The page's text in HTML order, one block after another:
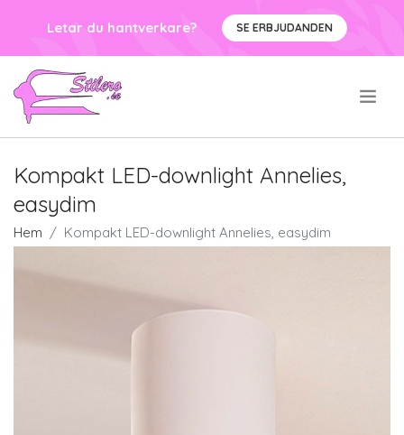
Letar du hantverkare? SE ERBJUDANDEN
Kompakt LED-downlight Annelies,
easydim
Hem Kompakt LED-downlight Annelies, easydim